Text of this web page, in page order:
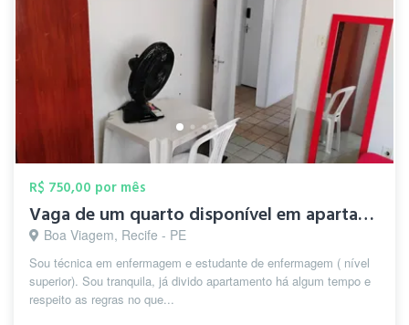
R$ 750,00 por mês
Vaga de um quarto disponível em apartame...
Boa Viagem, Recife - PE
Sou técnica em enfermagem e estudante de enfermagem ( nível
superior). Sou tranquila, já divido apartamento há algum tempo e
respeito as regras no que...